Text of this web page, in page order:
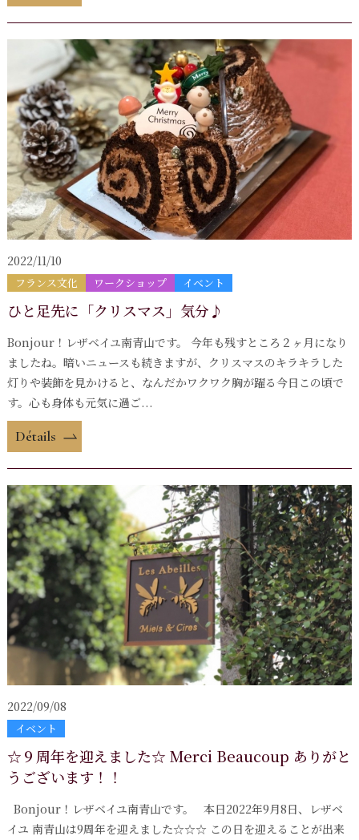
2022/11/10
フランス文化 ワークショップ イベント
ひと足先に「クリスマス」気分♪
Bonjour！レザベイユ南青山です。 今年も残すところ２ヶ月になり
ましたね。暗いニュースも続きますが、クリスマスのキラキラした
灯りや装飾を見かけると、なんだかワクワク胸が躍る今日この頃で
す。心も身体も元気に過ご...
Détails
2022/09/08
イベント
☆９周年を迎えました☆ Merci Beaucoup ありがと
うございます！！
Bonjour！レザベイユ南青山です。 本日2022年9月8日、レザベ
イユ 南青山は9周年を迎えました☆☆☆ この日を迎えることが出来